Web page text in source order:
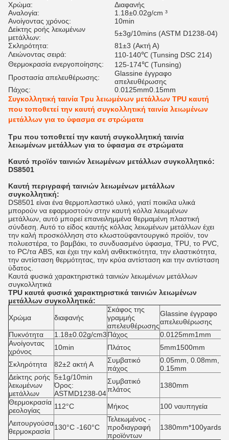
Χρώμα:
Διαφανής
Αναλογία:
1.18±0.02g/cm ³
Ανοίγοντας χρόνος:
10min
Δείκτης ροής λειωμένων
μετάλλων:
5±3g/10mins (ASTM D1238-04)
Σκληρότητα:
81±3 (Ακτή Α)
Λειώνοντας σειρά:
110-140℃ (Tunsing DSC 214)
Θερμοκρασία ενεργοποίησης:
125-174℃ (Tunsing)
Προστασία απελευθέρωσης:
Glassine έγγραφο
απελευθέρωσης
Πάχος:
0.0125mm0.15mm
Συγκολλητική ταινία Tpu λειωμένων μετάλλων TPU καυτή
που τοποθετεί την καυτή συγκολλητική ταινία λειωμένων
μετάλλων για το ύφασμα σε στρώματα
Tpu που τοποθετεί την καυτή συγκολλητική ταινία
λειωμένων μετάλλων για το ύφασμα σε στρώματα
Καυτό προϊόν ταινιών λειωμένων μετάλλων συγκολλητικό:
DS8501
Καυτή περιγραφή ταινιών λειωμένων μετάλλων
συγκολλητική:
DS8501 είναι ένα θερμοπλαστικό υλικό, γιατί ποικίλα υλικά
μπορούν να εφαρμοστούν στην καυτή κόλλα λειωμένων
μετάλλων, αυτό μπορεί επανειλημμένα θερμαμένη πλαστική
σύνδεση. Αυτό το είδος καυτής κόλλας λειωμένων μετάλλων έχει
την καλή προσκόλληση στο κλωστοϋφαντουργικό προϊόν, τον
πολυεστέρα, το βαμβάκι, το συνδυασμένο ύφασμα, TPU, το PVC,
το PC/τα ABS, και έχει την καλή ανθεκτικότητα, την ελαστικότητα,
την αντίσταση θερμότητας, την κρύα αντίσταση και την αντίσταση
ύδατος.
Καυτά φυσικά χαρακτηριστικά ταινιών λειωμένων μετάλλων
συγκολλητικά
TPU καυτά φυσικά χαρακτηριστικά ταινιών λειωμένων
μετάλλων συγκολλητικά:
Χρώμα διαφανής
Σκάφος της
γραμμής
απελευθέρωσης
Glassine έγγραφο
απελευθέρωσης
Πυκνότητα
1.18±0.02g/cm3Πάχος
0.0125mm1mm
Ανοίγοντας
χρόνος
10min Πλάτος 5mm1500mm
Σκληρότητα 82±2 ακτή Α
Συμβατικό
πάχος
0.05mm, 0.08mm,
0.15mm
Δείκτης ροής
λειωμένων
μετάλλων
5±1g/10min
Όρος:
ASTMD1238-04
Συμβατικό
πλάτος
1380mm
Θερμοκρασία
ρεολογίας
112°C Μήκος 100 ναυπηγεία
Λειτουργούσα
θερμοκρασία 130°C -160°C
Τελειωμένος -
προδιαγραφή
προϊόντων
1380mm*100yards/